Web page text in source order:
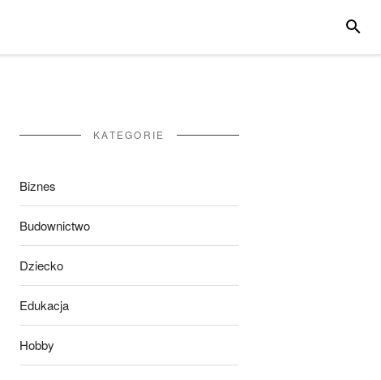
KATEGORIE
Biznes
Budownictwo
Dziecko
Edukacja
Hobby